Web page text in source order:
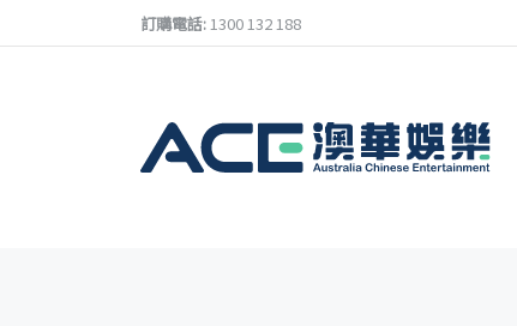
訂購電話:1300 132 188